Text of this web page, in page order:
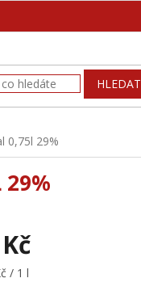
HLEDAT
0,75l 29%
29%
/ 1 l